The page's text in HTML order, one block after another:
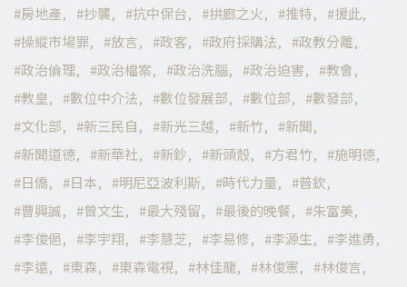
房地產
抄襲 抗中保台 拱廊之火 推特
援此
操縱市場罪
放言 政客 政府採購法
政教分離
政治倫理
政治檔案 政治洗腦 政治迫害
教會
教皇
數位中介法 數位發展部 數位部
數發部
文化部
新三民自 新光三越 新竹
新聞
新聞道德
新華社 新鈔 新頭殼 方君竹
施明德
日僑
日本 明尼亞波利斯 時代力量
普欽
曹興誠
曾文生 最大殘留 最後的晚餐
朱富美
李俊俋
李宇翔 李慧芝 李易修 李源生
李進勇
李遠
東森 東森電視 林佳龍 林俊憲
林俊言